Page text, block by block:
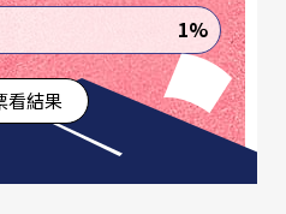
諧」合奏團。另一個則是
已經演出過全套的貝多芬
敢」地灌錄巴赫全本
1%
看結果